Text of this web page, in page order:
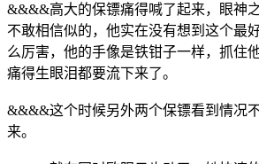
&&&&高大的保镖痛得喊了起来，眼神
不敢相信似的，他实在没有想到这个最
么厉害，他的手像是铁钳子一样，抓住
痛得生眼泪都要流下来了。
&&&&这个时候另外两个保镖看到情况
来。